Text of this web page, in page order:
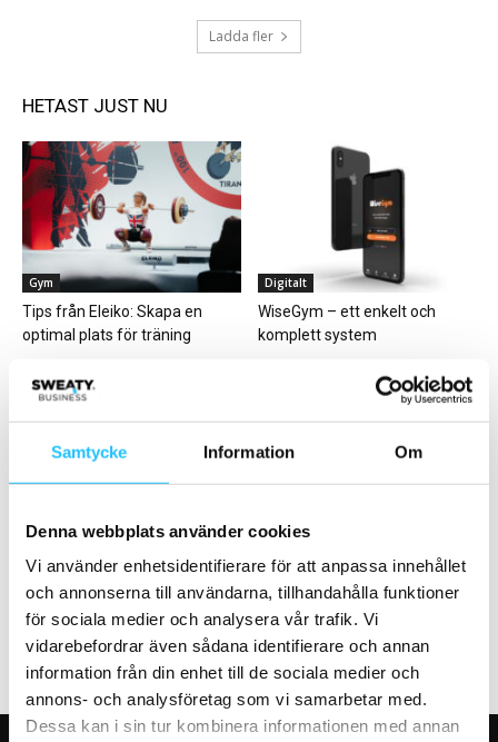
Samtycke Information Om
Denna webbplats använder cookies
Vi använder enhetsidentifierare för att anpassa innehållet
och annonserna till användarna, tillhandahålla funktioner
för sociala medier och analysera vår trafik. Vi
vidarebefordrar även sådana identifierare och annan
information från din enhet till de sociala medier och
annons- och analysföretag som vi samarbetar med.
Dessa kan i sin tur kombinera informationen med annan
Ladda fler
HETAST JUST NU
Gym
Tips från Eleiko: Skapa en
optimal plats för träning
Digitalt
WiseGym – ett enkelt och
komplett system
Actic stärker greppet i Uppsala
– öppnar 7:e gymmet i
Stenhagen
EC Health Club etablerar sig i
Malmö – kedjans 20:e
träningsklubb